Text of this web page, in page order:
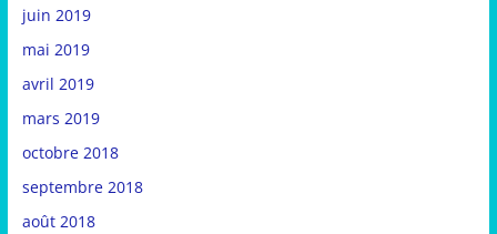
juin 2019
mai 2019
avril 2019
mars 2019
octobre 2018
septembre 2018
août 2018